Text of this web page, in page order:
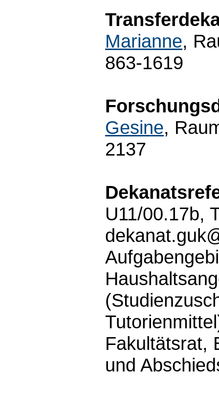
Marianne,
863-1619
Gesine,
2137
U11/00.17b,
Fakultätsrat,
und